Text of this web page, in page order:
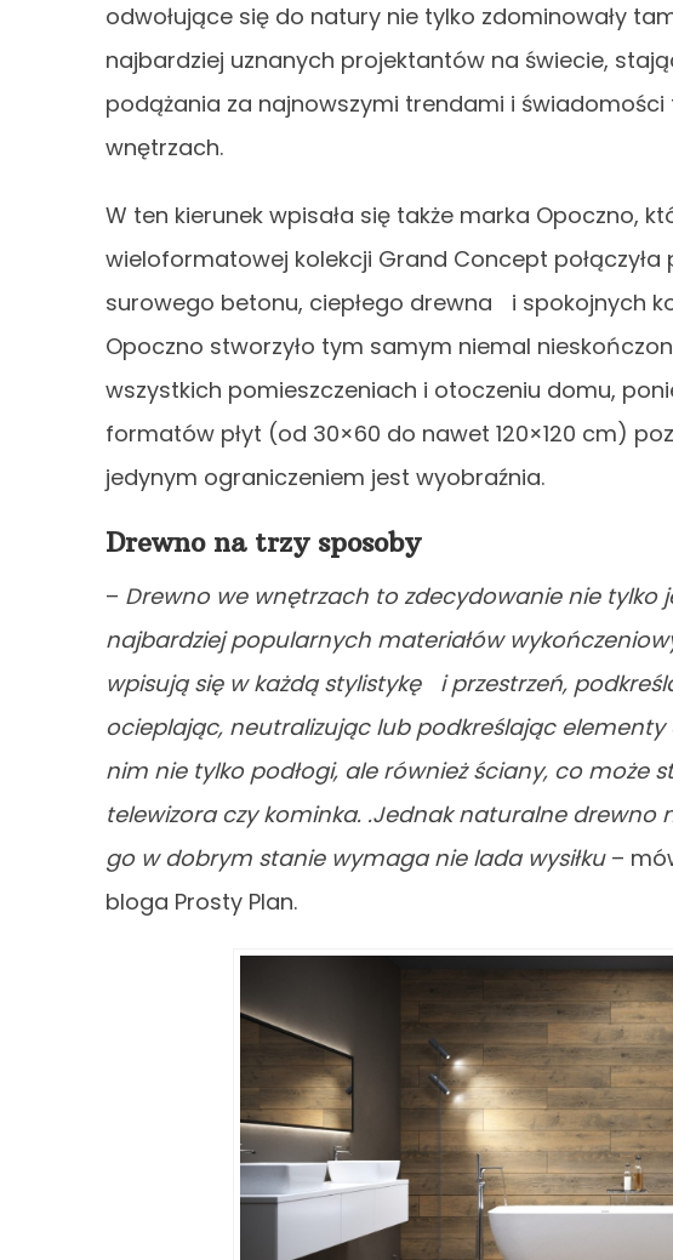
odwołujące się do natury nie tylko zdominowały
najbardziej uznanych projektantów na świecie,
podążania za najnowszymi trendami i
wnętrzach.
W ten kierunek wpisała się także marka Opoczno,
wieloformatowej kolekcji Grand Concept
surowego betonu, ciepłego drewna i spokojnych
Opoczno stworzyło tym samym niemal
wszystkich pomieszczeniach i otoczeniu domu,
formatów płyt (od 30×60 do nawet 120×120 cm)
jedynym ograniczeniem jest wyobraźnia.
Drewno na trzy sposoby
– Drewno we wnętrzach to zdecydowanie nie tylko
najbardziej popularnych materiałów
wpisują się w każdą stylistykę i przestrzeń,
ocieplając, neutralizując lub podkreślając
nim nie tylko podłogi, ale również ściany, co może
telewizora czy kominka. .Jednak naturalne drewno
go w dobrym stanie wymaga nie lada wysiłku–
bloga Prosty Plan.